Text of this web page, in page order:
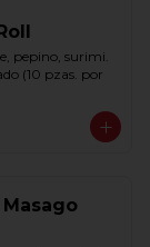
pepino, surimi.
(10 pzas. por